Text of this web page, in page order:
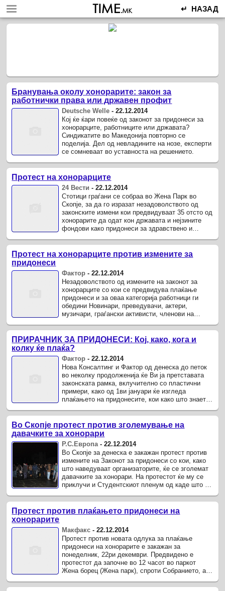
↵ НАЗАД
Бранувања околу хонорарите: закон за
работнички права или државен профит
Deutsche Welle -22.12.2014
Кој ќе ќари повеќе од законот за придонеси за
хонорарците, работниците или државата?
Синдикатите во Македонија повторно се
поделија. Дел од невладините на нозе, експерти
се сомневаат во уставноста на решението.
Протест на хонорарците
24 Вести -22.12.2014
Стотици граѓани се собраа во Жена Парк во
Скопје, за да го изразат незадоволството од
законските измени кои предвидуваат 35 отсто од
хонорарите да одат кон државата и нејзините
фондови како придонеси за здравствено и
Протест на хонорарците против измените за
придонеси
Фактор -22.12.2014
Незадоволството од измените на законот за
хонорарците со кои се предвидува плаќање
придонеси и за оваа категорија работници ги
обедини Новинари, преведувачи, актери,
музичари, граѓански активисти, членови на
ПРИРАЧНИК ЗА ПРИДОНЕСИ: Кој, како, кога и
колку ќе плаќа?
Фактор -22.12.2014
Нова Консалтинг и Фактор од денеска до петок
во неколку продолженија ќе Ви ја претставата
законската рамка, вклучително со пластични
примери, како од 1ви јануари ќе изгледа
плаќањето на придонесите, кои како што знаете,
Во Скопје протест против зголемување на
давачките за хонорари
Р.С.Европа-22.12.2014
Во Скопје за денеска е закажан протест против
измените на Законот за придонеси со кои, како
што наведуваат организаторите, ќе се зголемат
давачките за хонорари. На протестот ќе му се
приклучи и Студентскиот пленум од каде што е
Протест против плаќањето придонеси на
хонорарите
Макфакс -22.12.2014
Протест против новата одлука за плаќање
придонеси на хонорарите е закажан за
понеделник, 22ри декември. Предвидено е
протестот да започне во 12 часот во паркот
Жена борец (Жена парк), спроти Собранието, а